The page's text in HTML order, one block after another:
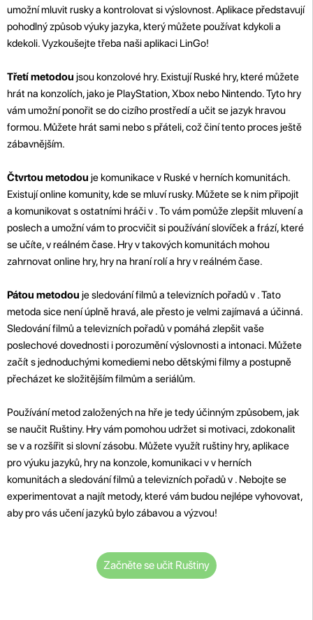
umožní mluvit rusky a kontrolovat si výslovnost. Aplikace představují
pohodlný způsob výuky jazyka, který můžete používat kdykoli a
kdekoli. Vyzkoušejte třeba naši aplikaci LinGo!
Třetí metodou jsou konzolové hry. Existují Ruské hry, které můžete
hrát na konzolích, jako je PlayStation, Xbox nebo Nintendo. Tyto hry
vám umožní ponořit se do cizího prostředí a učit se jazyk hravou
formou. Můžete hrát sami nebo s přáteli, což činí tento proces ještě
zábavnějším.
Čtvrtou metodou je komunikace v Ruské v herních komunitách.
Existují online komunity, kde se mluví rusky. Můžete se k nim připojit
a komunikovat s ostatními hráči v . To vám pomůže zlepšit mluvení a
poslech a umožní vám to procvičit si používání slovíček a frází, které
se učíte, v reálném čase. Hry v takových komunitách mohou
zahrnovat online hry, hry na hraní rolí a hry v reálném čase.
Pátou metodou je sledování filmů a televizních pořadů v . Tato
metoda sice není úplně hravá, ale přesto je velmi zajímavá a účinná.
Sledování filmů a televizních pořadů v pomáhá zlepšit vaše
poslechové dovednosti i porozumění výslovnosti a intonaci. Můžete
začít s jednoduchými komediemi nebo dětskými filmy a postupně
přecházet ke složitějším filmům a seriálům.
Používání metod založených na hře je tedy účinným způsobem, jak
se naučit Ruštiny. Hry vám pomohou udržet si motivaci, zdokonalit
se v a rozšířit si slovní zásobu. Můžete využít ruštiny hry, aplikace
pro výuku jazyků, hry na konzole, komunikaci v v herních
komunitách a sledování filmů a televizních pořadů v . Nebojte se
experimentovat a najít metody, které vám budou nejlépe vyhovovat,
aby pro vás učení jazyků bylo zábavou a výzvou!
Začněte se učit Ruštiny